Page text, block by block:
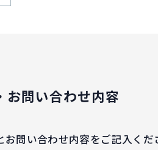
お問い合わせ内容
お問い合わせ内容をご記入くだ